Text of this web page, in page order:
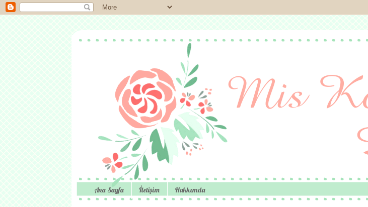
Ana Sayfa İletişim Hakkımda